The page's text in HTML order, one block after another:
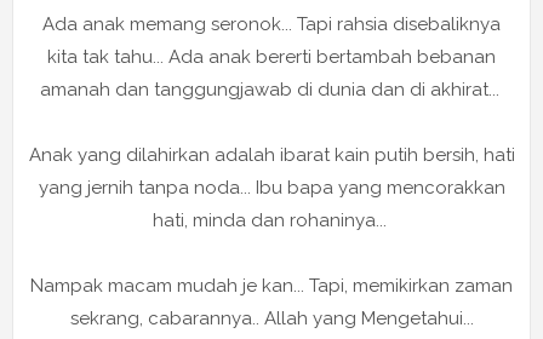
Ada anak memang seronok... Tapi rahsia disebaliknya
kita tak tahu... Ada anak bererti bertambah bebanan
amanah dan tanggungjawab di dunia dan di akhirat...
Anak yang dilahirkan adalah ibarat kain putih bersih, hati
yang jernih tanpa noda... Ibu bapa yang mencorakkan
hati, minda dan rohaninya...
Nampak macam mudah je kan... Tapi, memikirkan zaman
sekrang, cabarannya.. Allah yang Mengetahui...